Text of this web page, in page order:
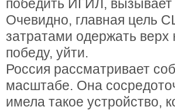
победить ИГИЛ,
Очевидно, главная цель
затратами одержать
победу, уйти.
Россия рассматривает
масштабе. Она
имела такое устройство,